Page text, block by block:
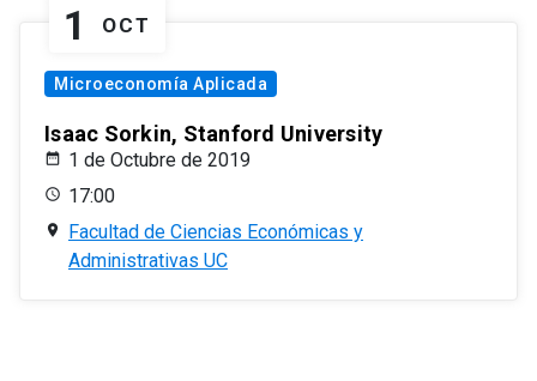
1 OCT
Microeconomía Aplicada
Isaac Sorkin, Stanford University
1 de Octubre de 2019
17:00
Facultad de Ciencias Económicas y
Administrativas UC